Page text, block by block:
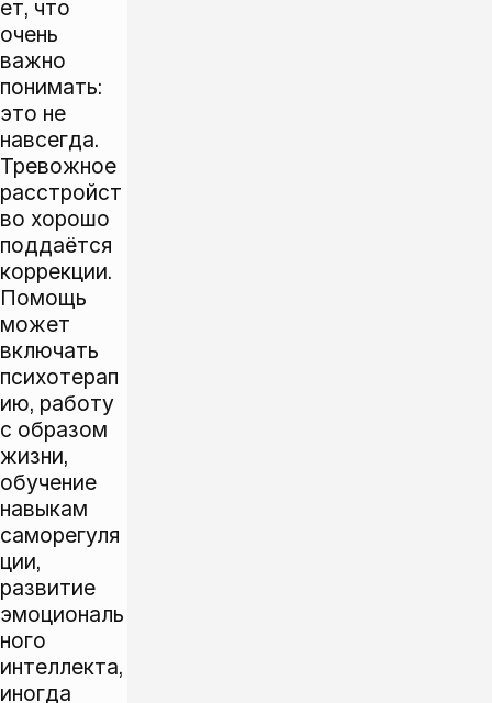
ет, что
очень
важно
понимать:
это не
навсегда.
Тревожное
расстройст
во хорошо
поддаётся
коррекции.
Помощь
может
включать
психотерап
ию, работу
с образом
жизни,
обучение
навыкам
саморегуля
ции,
развитие
эмоциональ
ного
интеллекта,
иногда